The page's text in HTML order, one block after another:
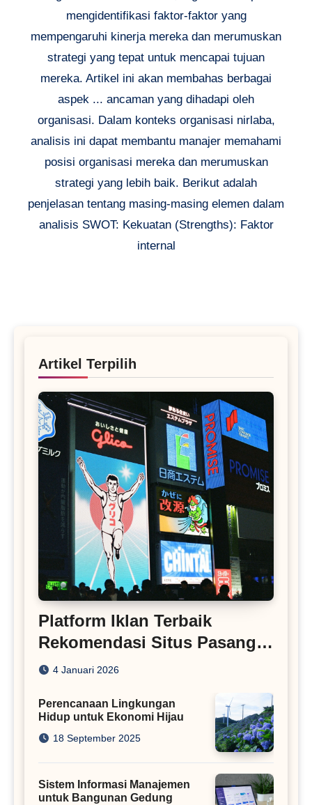
mengidentifikasi faktor-faktor yang
mempengaruhi kinerja mereka dan merumuskan
strategi yang tepat untuk mencapai tujuan
mereka. Artikel ini akan membahas berbagai
aspek ... ancaman yang dihadapi oleh
organisasi. Dalam konteks organisasi nirlaba,
analisis ini dapat membantu manajer memahami
posisi organisasi mereka dan merumuskan
strategi yang lebih baik. Berikut adalah
penjelasan tentang masing-masing elemen dalam
analisis SWOT: Kekuatan (Strengths): Faktor
internal
Artikel Terpilih
Platform Iklan Terbaik
Rekomendasi Situs Pasang
Iklan
4 Januari 2026
Perencanaan Lingkungan
Hidup untuk Ekonomi Hijau
18 September 2025
Sistem Informasi Manajemen
untuk Bangunan Gedung